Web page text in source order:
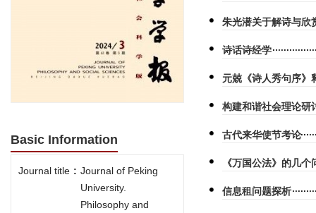
Basic Information
Journal title : Journal of Peking
University.
Philosophy and
朱光潜关于解诗与欣
诗话诗经学
元兢《诗人秀句序
构建和谐社会理论研
古代来华使节考论
《万国公法》的几个
信息租问题探析